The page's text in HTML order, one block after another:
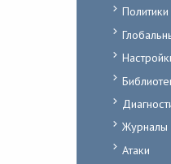
Политики
Журналы
Атаки